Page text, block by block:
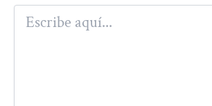
Escribe
aquí...